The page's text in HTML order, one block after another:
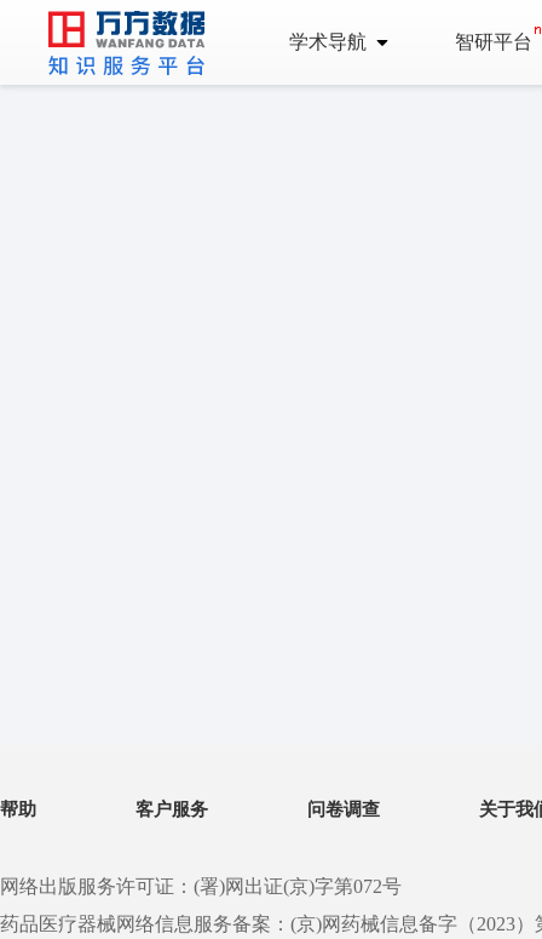
学术导航 智研平台
帮助 客户服务 问卷调查 关于我
网络出版服务许可证：(署)网出证(京)字第072号
药品医疗器械网络信息服务备案：(京)网药械信息备字（2023）